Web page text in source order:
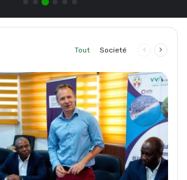
Tout Societé
PagePage